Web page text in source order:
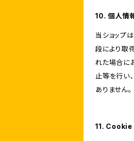
10. 個人情
当ショップ
段により取
れた場合に
止等を行い
ありません。
11. Cookie